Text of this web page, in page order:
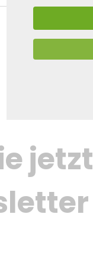
jetzt